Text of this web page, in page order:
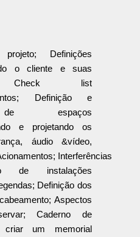
Definições
o cliente e suas
Check list
Definição e
de espaços
e projetando os
áudio &vídeo,
Interferências
instalações
Definição dos
Aspectos
Caderno de
criar um memorial